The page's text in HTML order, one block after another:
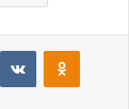
VK OK